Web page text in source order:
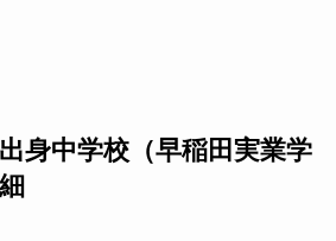
身中学校（早稲田実業学